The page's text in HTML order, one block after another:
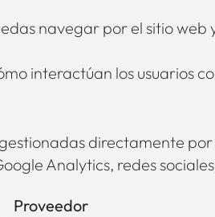
navegar por el sitio
interactúan los usuarios
directamente
Analytics, redes
Proveedor